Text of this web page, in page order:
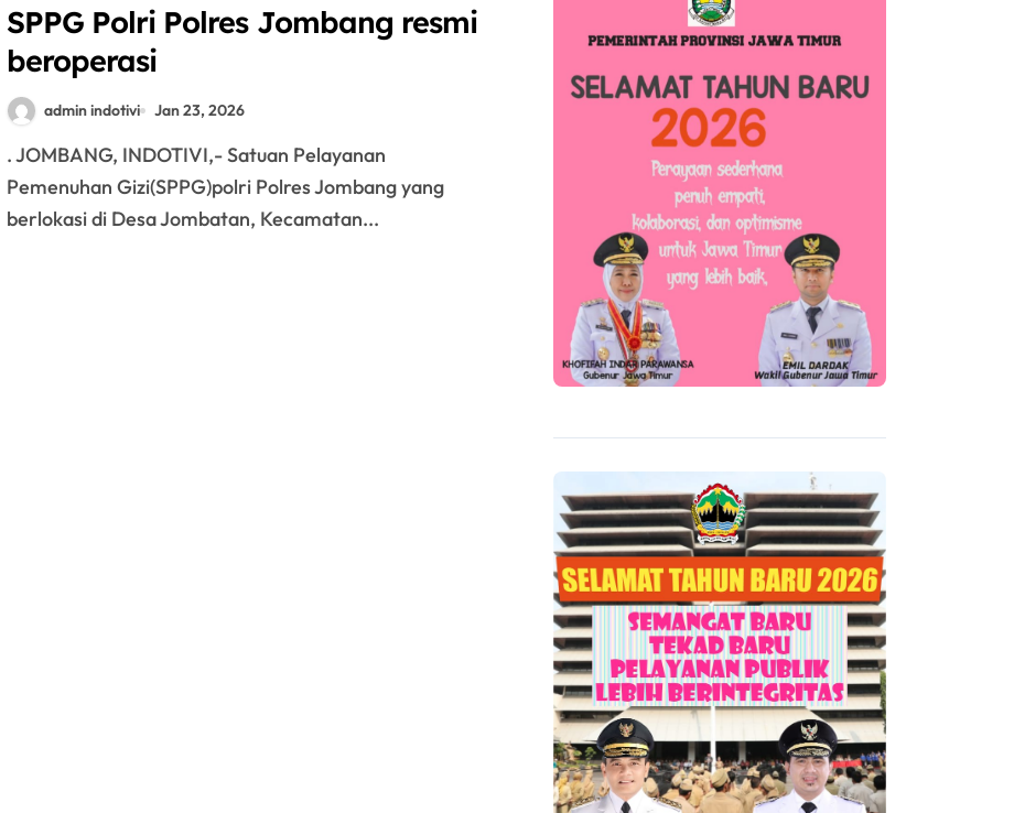
SPPG Polri Polres Jombang resmi
beroperasi
admin indotivi Jan 23, 2026
. JOMBANG, INDOTIVI,- Satuan Pelayanan
Pemenuhan Gizi(SPPG)polri Polres Jombang yang
berlokasi di Desa Jombatan, Kecamatan...